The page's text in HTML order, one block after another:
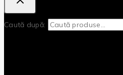
Caută după: